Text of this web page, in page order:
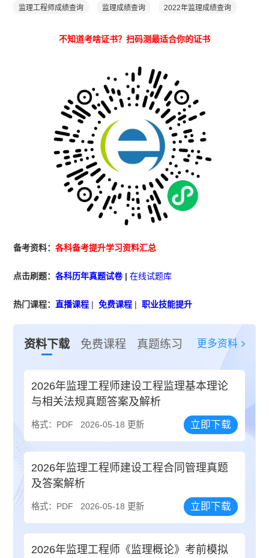
监理工程师成绩查询 监理成绩查询 2022年监理成绩查询
不知道考啥证书？扫码测最适合你的证书
备考资料：各科备考提升学习资料汇总
点击刷题：各科历年真题试卷|在线试题库
热门课程： 直播课程 |免费课程 | 职业技能提升
资料下载 免费课程 真题练习 更多资料
2026年监理工程师建设工程监理基本理论
与相关法规真题答案及解析
格式：PDF 2026-05-18 更新 立即下载
2026年监理工程师建设工程合同管理真题
及答案解析
格式：PDF 2026-05-18 更新 立即下载
2026年监理工程师《监理概论》考前模拟